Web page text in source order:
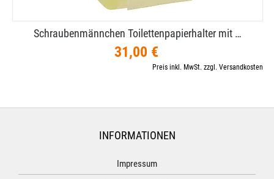
Schraubenmännchen Toilettenpapierhalter mit …
31,00 €
Preis inkl. MwSt. zzgl. Versandkosten
INFORMATIONEN
Impressum